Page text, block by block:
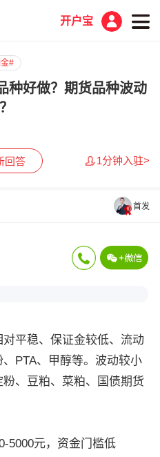
开户宝
#
种好做？期货品种波动
回答 1分钟入驻>
首发
平稳、保证金较低、流动
PTA、甲醇等。波动较小
、豆粕、菜粕、国债期货
5000元，资金门槛低